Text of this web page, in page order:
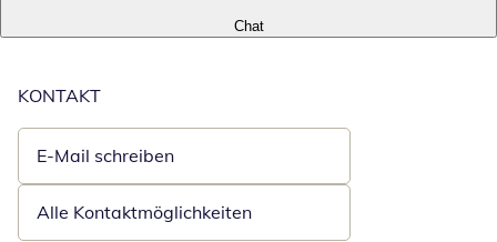
Chat
KONTAKT
E-Mail schreiben
Öffnet E-Mail-Client
Alle Kontaktmöglichkeiten